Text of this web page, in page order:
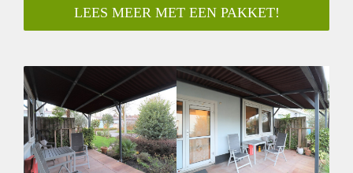
parking. The apartment is located in the popular North, close
the ferry. The apartment has 1 bedroom and a garden. This
- Fully furnished
- 45m2
- Registration possible
- 1 bedroom
- Kitchen with seperate appliances
- Washing machine in unit
LEES MEER MET EEN PAKKET!